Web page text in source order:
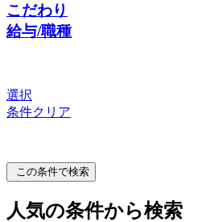
こだわり
給与/職種
選択
条件クリア
この条件で検索
人気の条件から検索